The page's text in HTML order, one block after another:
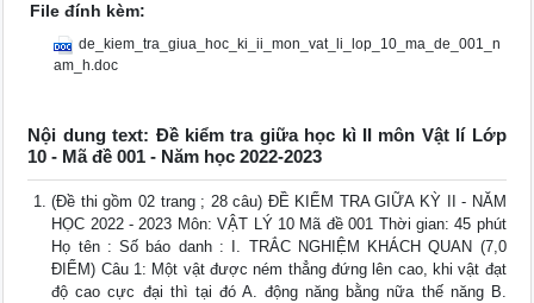
File đính kèm:
de_kiem_tra_giua_hoc_ki_ii_mon_vat_li_lop_10_ma_de_001_n
am_h.doc
Nội dung text: Đề kiểm tra giữa học kì II môn Vật lí Lớp
10 - Mã đề 001 - Năm học 2022-2023
(Đề thi gồm 02 trang ; 28 câu) ĐỀ KIỂM TRA GIỮA KỲ II - NĂM
HỌC 2022 - 2023 Môn: VẬT LÝ 10 Mã đề 001 Thời gian: 45 phút
Họ tên : Số báo danh : I. TRẮC NGHIỆM KHÁCH QUAN (7,0
ĐIỂM) Câu 1: Một vật được ném thẳng đứng lên cao, khi vật đạt
độ cao cực đại thì tại đó A. động năng bằng nữa thế năng B.